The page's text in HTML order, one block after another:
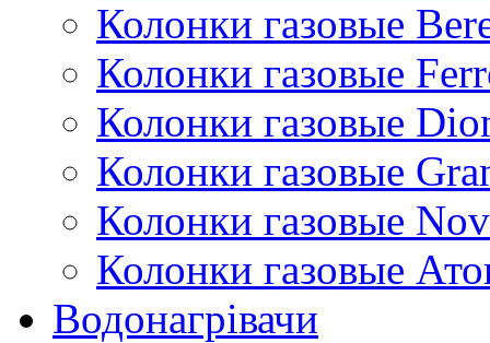
Колонки газовые
Колонки газовые
Колонки газовые
Колонки газовые
Колонки газовые
Колонки газовые
Водонагрівачи